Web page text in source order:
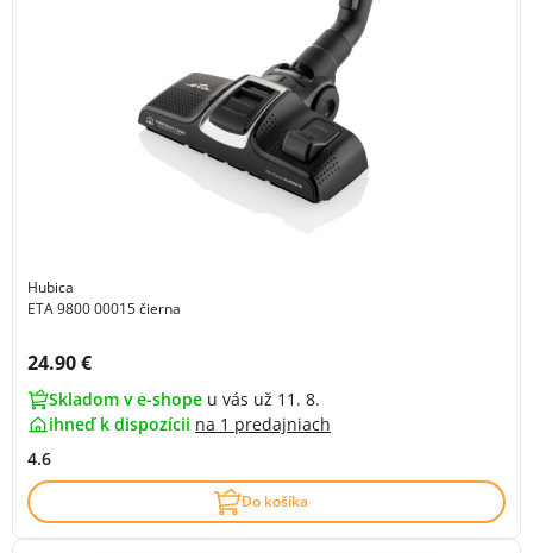
Hubica
ETA 9800 00015 čierna
Cena s DPH:
24.90 €
Skladom v e-shope u vás už 11. 8.
ihneď k dispozícii na 1 predajniach
4.6
Do košíka